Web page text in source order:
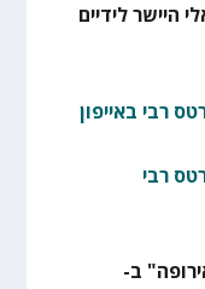
היישר לידיים
רבי באייפון
רבי
ב-